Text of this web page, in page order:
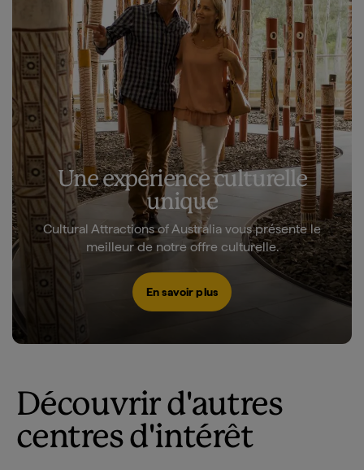
Une expérience culturelle
unique
Cultural Attractions of Australia vous présente le
meilleur de notre offre culturelle.
En savoir plus
Découvrir d'autres
centres d'intérêt